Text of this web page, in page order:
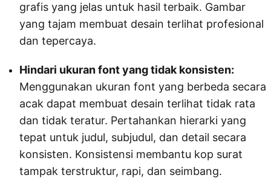
grafis yang jelas untuk hasil terbaik. Gambar
yang tajam membuat desain terlihat profesional
dan tepercaya.
Hindari ukuran font yang tidak konsisten:
Menggunakan ukuran font yang berbeda secara
acak dapat membuat desain terlihat tidak rata
dan tidak teratur. Pertahankan hierarki yang
tepat untuk judul, subjudul, dan detail secara
konsisten. Konsistensi membantu kop surat
tampak terstruktur, rapi, dan seimbang.